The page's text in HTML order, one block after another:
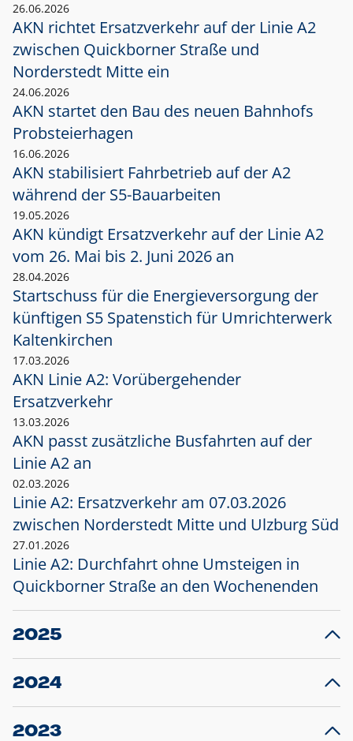
26.06.2026
AKN richtet Ersatzverkehr auf der Linie A2
zwischen Quickborner Straße und
Norderstedt Mitte ein
24.06.2026
AKN startet den Bau des neuen Bahnhofs
Probsteierhagen
16.06.2026
AKN stabilisiert Fahrbetrieb auf der A2
während der S5-Bauarbeiten
19.05.2026
AKN kündigt Ersatzverkehr auf der Linie A2
vom 26. Mai bis 2. Juni 2026 an
28.04.2026
Startschuss für die Energieversorgung der
künftigen S5 Spatenstich für Umrichterwerk
Kaltenkirchen
17.03.2026
AKN Linie A2: Vorübergehender
Ersatzverkehr
13.03.2026
AKN passt zusätzliche Busfahrten auf der
Linie A2 an
02.03.2026
Linie A2: Ersatzverkehr am 07.03.2026
zwischen Norderstedt Mitte und Ulzburg Süd
27.01.2026
Linie A2: Durchfahrt ohne Umsteigen in
Quickborner Straße an den Wochenenden
2025
23.12.2025
Projekt S5: Start der Bauarbeiten am
2024
10.12.2024
Großprojekt S5: Sperrung der Bahnstraße in
2023